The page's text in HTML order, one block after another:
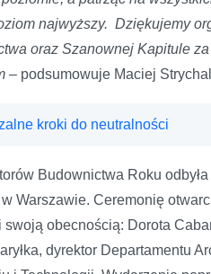
najwyższy. Dziękujemy
oraz Szanownej Kapitule
– podsumowuje Maciej
kroki do neutralności
Budownictwa Roku
Warszawie. Ceremonię
obecnością: Dorota
dyrektor Departamentu